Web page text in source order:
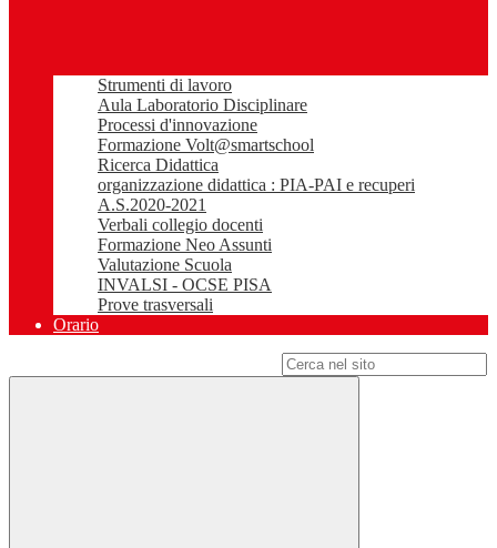
Strumenti di lavoro
Aula Laboratorio Disciplinare
Processi d'innovazione
Formazione Volt@smartschool
Ricerca Didattica
organizzazione didattica : PIA-PAI e recuperi
A.S.2020-2021
Verbali collegio docenti
Formazione Neo Assunti
Valutazione Scuola
INVALSI - OCSE PISA
Prove trasversali
Orario